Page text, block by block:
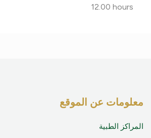
12.00 hours
معلومات عن الموقع
المراكز الطبية